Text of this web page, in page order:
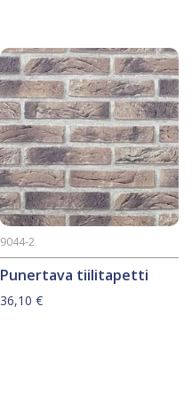
Punertava tiilitapetti
9044-2
36,10€